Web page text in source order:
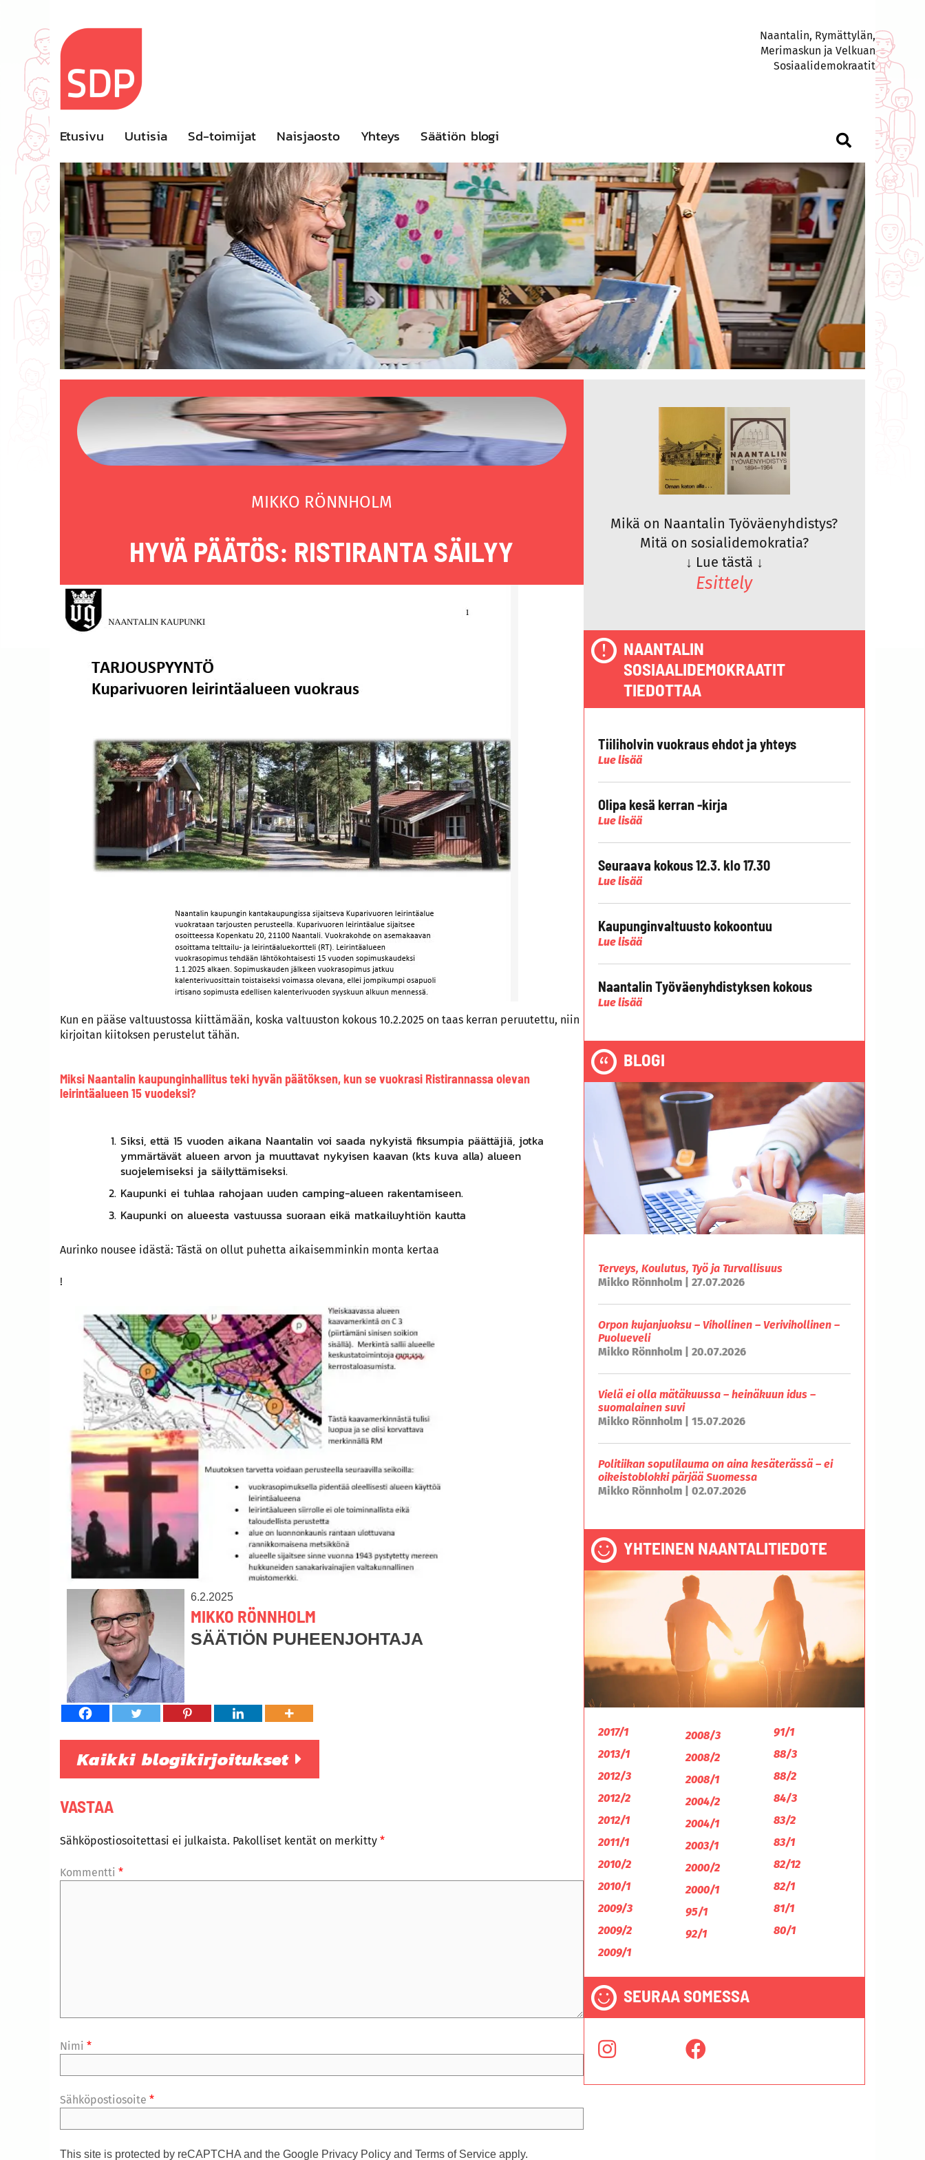
content
Naantalin, Rymättylän,
Merimaskun ja Velkuan
Sosiaalidemokraatit
Etusivu Uutisia Sd-toimijat Naisjaosto Yhteys Säätiön blogi
MIKKO RÖNNHOLM
HYVÄ PÄÄTÖS: RISTIRANTA SÄILYY
Kun en pääse valtuustossa kiittämään, koska valtuuston kokous 10.2.2025 on taas kerran peruutettu, niin
kirjoitan kiitoksen perustelut tähän.
Miksi Naantalin kaupunginhallitus teki hyvän päätöksen, kun se vuokrasi Ristirannassa olevan
leirintäalueen 15 vuodeksi?
Siksi, että 15 vuoden aikana Naantalin voi saada nykyistä fiksumpia päättäjiä, jotka
ymmärtävät alueen arvon ja muuttavat nykyisen kaavan (kts kuva alla) alueen
suojelemiseksi ja säilyttämiseksi.
Kaupunki ei tuhlaa rahojaan uuden camping-alueen rakentamiseen.
Kaupunki on alueesta vastuussa suoraan eikä matkailuyhtiön kautta
Aurinko nousee idästä: Tästä on ollut puhetta aikaisemminkin monta kertaa
!
6.2.2025
MIKKO RÖNNHOLM
SÄÄTIÖN PUHEENJOHTAJA
Kaikki blogikirjoitukset
VASTAA
Sähköpostiosoitettasi ei julkaista. Pakolliset kentät on merkitty *
Kommentti *
Nimi *
Sähköpostiosoite *
This site is protected by reCAPTCHA and the Google Privacy Policy and Terms of Service apply.
Mikä on Naantalin Työväenyhdistys?
Mitä on sosialidemokratia?
↓ Lue tästä ↓
Esittely
NAANTALIN
SOSIAALIDEMOKRAATIT
TIEDOTTAA
Tiiliholvin vuokraus ehdot ja yhteys
Lue lisää
Olipa kesä kerran -kirja
Lue lisää
Seuraava kokous 12.3. klo 17.30
Lue lisää
Kaupunginvaltuusto kokoontuu
Lue lisää
Naantalin Työväenyhdistyksen kokous
Lue lisää
BLOGI
Terveys, Koulutus, Työ ja Turvallisuus
Mikko Rönnholm | 27.07.2026
Orpon kujanjuoksu – Vihollinen – Verivihollinen –
Puolueveli
Mikko Rönnholm | 20.07.2026
Vielä ei olla mätäkuussa – heinäkuun idus –
suomalainen suvi
Mikko Rönnholm | 15.07.2026
Politiikan sopulilauma on aina kesäterässä – ei
oikeistoblokki pärjää Suomessa
Mikko Rönnholm | 02.07.2026
YHTEINEN NAANTALITIEDOTE
2017/1
2013/1
2012/3
2012/2
2012/1
2011/1
2010/2
2010/1
2009/3
2009/2
2009/1
2008/3
2008/2
2008/1
2004/2
2004/1
2003/1
2000/2
2000/1
95/1
92/1
91/1
88/3
88/2
84/3
83/2
83/1
82/12
82/1
81/1
80/1
SEURAA SOMESSA